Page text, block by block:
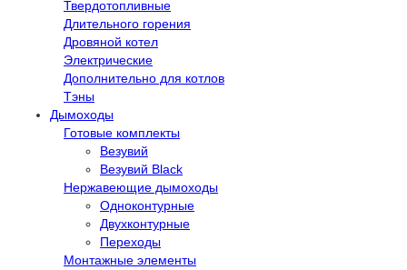
Твердотопливные
Длительного горения
Дровяной котел
Электрические
Дополнительно для котлов
Тэны
Дымоходы
Готовые комплекты
Везувий
Везувий Black
Нержавеющие дымоходы
Одноконтурные
Двухконтурные
Переходы
Монтажные элементы